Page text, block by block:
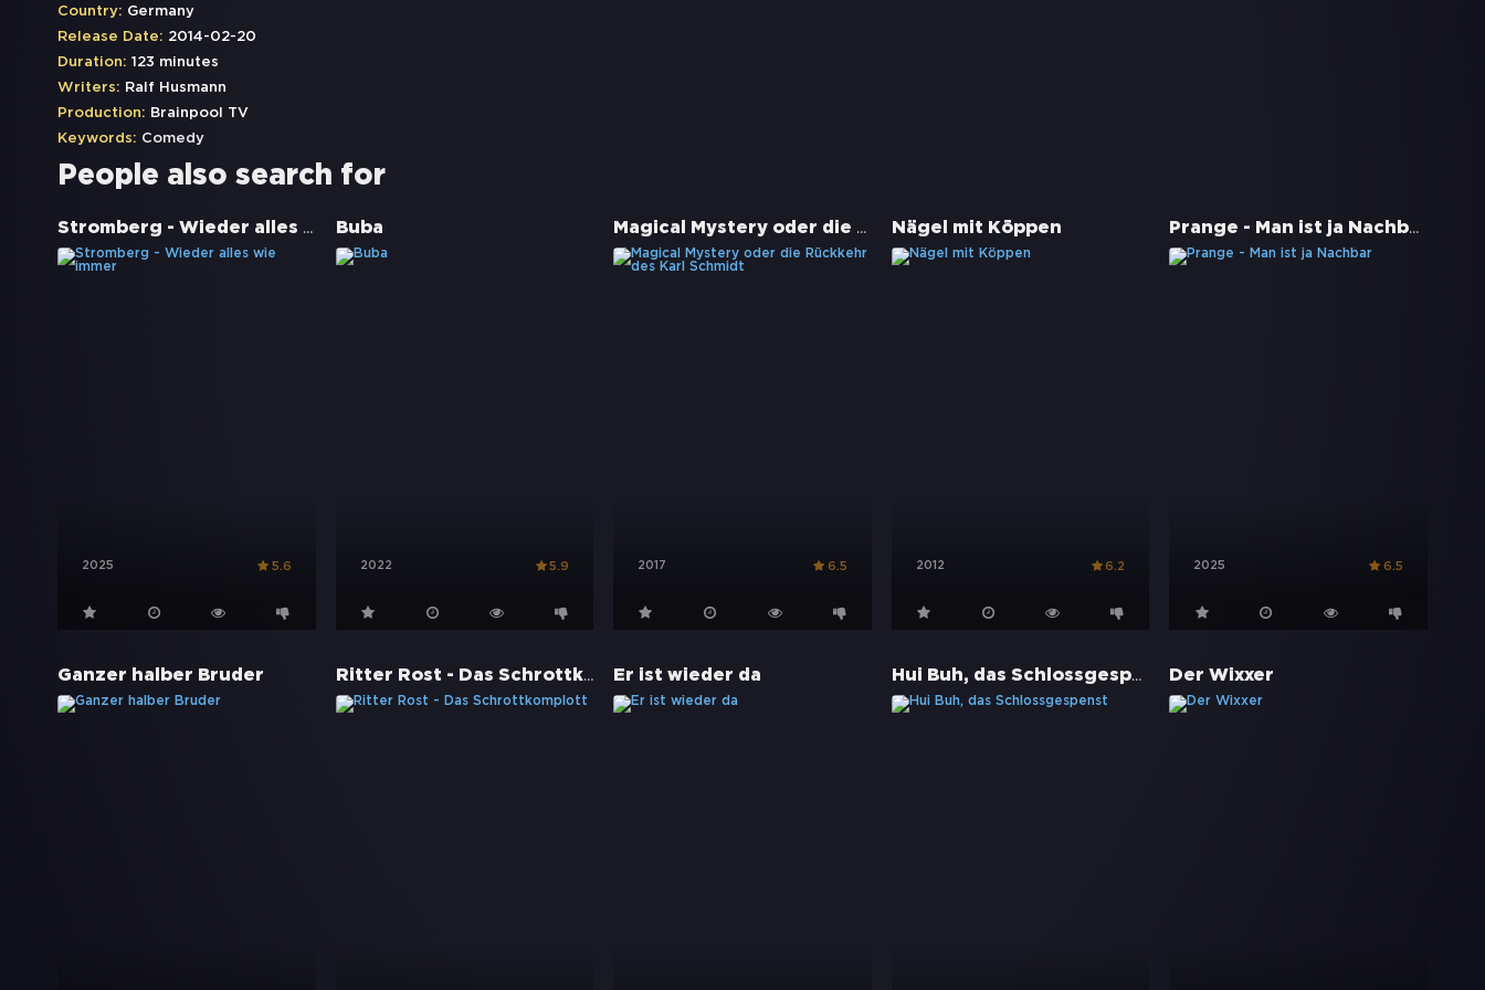
Country: Germany
Release Date: 2014-02-20
Duration: 123 minutes
Writers: Ralf Husmann
Production: Brainpool TV
Keywords: Comedy
People also search for
Stromberg - Wieder alles wie immer
2025 5.6
Buba
2022 5.9
Magical Mystery oder die Rückkehr des Karl Schmidt
2017 6.5
Nägel mit Köppen
2012 6.2
Prange - Man ist ja Nachbar
2025 6.5
Ganzer halber Bruder Ritter Rost - Das Schrottkomplott Er ist wieder da Hui Buh, das Schlossgespenst Der Wixxer